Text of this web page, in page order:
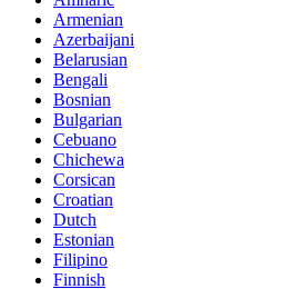
Armenian
Azerbaijani
Belarusian
Bengali
Bosnian
Bulgarian
Cebuano
Chichewa
Corsican
Croatian
Dutch
Estonian
Filipino
Finnish